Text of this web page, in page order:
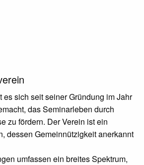
es sich seit seiner Gründung im Jahr
das Seminarleben durch
zu fördern. Der Verein ist ein
dessen Gemeinnützigkeit anerkannt
umfassen ein breites Spektrum,